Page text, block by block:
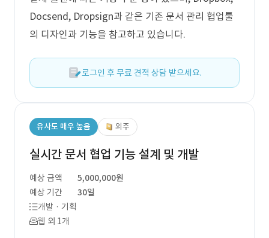
Docsend, Dropsign과 같은 기존 문서 관리 협업툴
의 디자인과 기능을 참고하고 있습니다.
로그인 후 무료 견적 상담 받으세요.
유사도 매우 높음 외주
실시간 문서 협업 기능 설계 및 개발
예상 금액
5,000,000원
예상 기간
30일
개발 · 기획
웹 외 1개